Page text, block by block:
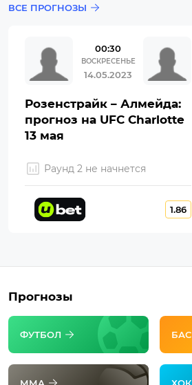
ВСЕ ПРОГНОЗЫ
00:30
ВОСКРЕСЕНЬЕ
14.05.2023
Розенстрайк – Алмейда:
прогноз на UFC Charlotte
13 мая
Раунд 2 не начнется
1.86
Прогнозы
ФУТБОЛ